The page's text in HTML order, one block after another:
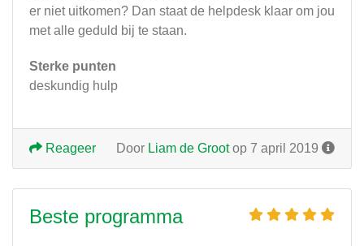
er niet uitkomen? Dan staat de helpdesk klaar om jou
met alle geduld bij te staan.
Sterke punten
deskundig hulp
Door Liam de Grootop 7 april 2019
Reageer
Beste programma